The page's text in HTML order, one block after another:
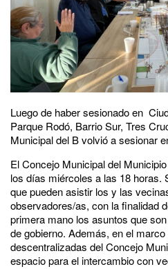
Luego de haber sesionado en
Parque Rodó, Barrio Sur, Tres
Municipal del B volvió a sesionar
El Concejo Municipal del
los días miércoles a las 18 horas.
que pueden asistir los y las
observadores/as, con la finalidad
primera mano los asuntos que
de gobierno. Además, en el
descentralizadas del Concejo
espacio para el intercambio con